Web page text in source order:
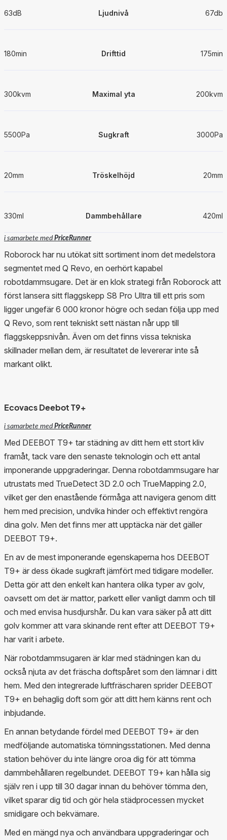
63dB Ljudnivå 67db
180min Drifttid 175min
300kvm Maximal yta 200kvm
5500Pa Sugkraft 3000Pa
20mm Tröskelhöjd 20mm
330ml Dammbehållare 420ml
i samarbete medPriceRunner
Roborock har nu utökat sitt sortiment inom det medelstora
segmentet med Q Revo, en oerhört kapabel
robotdammsugare. Det är en klok strategi från Roborock att
först lansera sitt flaggskepp S8 Pro Ultra till ett pris som
ligger ungefär 6 000 kronor högre och sedan följa upp med
Q Revo, som rent tekniskt sett nästan når upp till
flaggskeppsnivån. Även om det finns vissa tekniska
skillnader mellan dem, är resultatet de levererar inte så
markant olikt.
Ecovacs Deebot T9+
i samarbete medPriceRunner
Med DEEBOT T9+ tar städning av ditt hem ett stort kliv
framåt, tack vare den senaste teknologin och ett antal
imponerande uppgraderingar. Denna robotdammsugare har
utrustats med TrueDetect 3D 2.0 och TrueMapping 2.0,
vilket ger den enastående förmåga att navigera genom ditt
hem med precision, undvika hinder och effektivt rengöra
dina golv. Men det finns mer att upptäcka när det gäller
DEEBOT T9+.
En av de mest imponerande egenskaperna hos DEEBOT
T9+ är dess ökade sugkraft jämfört med tidigare modeller.
Detta gör att den enkelt kan hantera olika typer av golv,
oavsett om det är mattor, parkett eller vanligt damm och till
och med envisa husdjurshår. Du kan vara säker på att ditt
golv kommer att vara skinande rent efter att DEEBOT T9+
har varit i arbete.
När robotdammsugaren är klar med städningen kan du
också njuta av det fräscha doftspåret som den lämnar i ditt
hem. Med den integrerade luftfräscharen sprider DEEBOT
T9+ en behaglig doft som gör att ditt hem känns rent och
inbjudande.
En annan betydande fördel med DEEBOT T9+ är den
medföljande automatiska tömningsstationen. Med denna
station behöver du inte längre oroa dig för att tömma
dammbehållaren regelbundet. DEEBOT T9+ kan hålla sig
själv ren i upp till 30 dagar innan du behöver tömma den,
vilket sparar dig tid och gör hela städprocessen mycket
smidigare och bekvämare.
Med en mängd nya och användbara uppgraderingar och